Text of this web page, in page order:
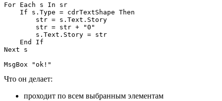
For Each s In sr
    If s.Type = cdrTextShape Then
        str = s.Text.Story
        str = str + "0"
        s.Text.Story = str
    End If
Next s
Что он делает:
проходит по всем выбранным элементам